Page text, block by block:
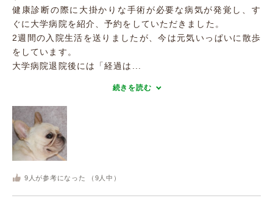
健康診断の際に大掛かりな手術が必要な病気が発覚し、す
ぐに大学病院を紹介、予約をしていただきました。
2週間の入院生活を送りましたが、今は元気いっぱいに散歩
をしています。
大学病院退院後には「経過は...
続きを読む
9 人が参考になった （ 9 人中）